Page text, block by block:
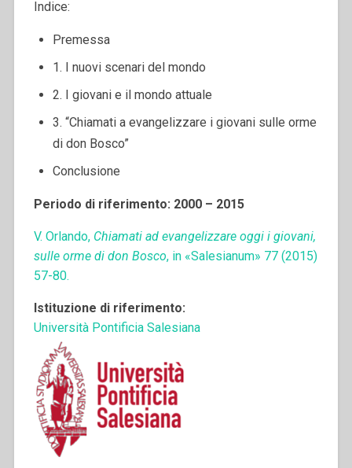
Indice:
Premessa
1. I nuovi scenari del mondo
2. I giovani e il mondo attuale
3. “Chiamati a evangelizzare i giovani sulle orme
di don Bosco”
Conclusione
Periodo di riferimento: 2000 – 2015
V. Orlando, Chiamati ad evangelizzare oggi i giovani,
sulle orme di don Bosco, in «Salesianum» 77 (2015)
57-80.
Istituzione di riferimento:
Università Pontificia Salesiana